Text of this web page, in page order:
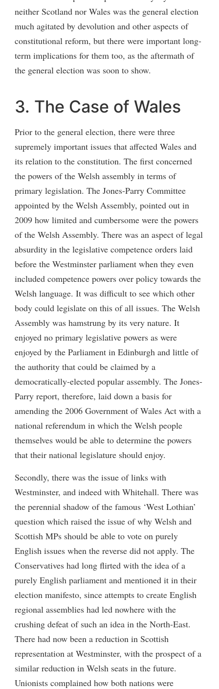
neither Scotland nor Wales was the general election
much agitated by devolution and other aspects of
constitutional reform, but there were important long-
term implications for them too, as the aftermath of
the general election was soon to show.
3. The Case of Wales
Prior to the general election, there were three
supremely important issues that affected Wales and
its relation to the constitution. The first concerned
the powers of the Welsh assembly in terms of
primary legislation. The Jones-Parry Committee
appointed by the Welsh Assembly, pointed out in
2009 how limited and cumbersome were the powers
of the Welsh Assembly. There was an aspect of legal
absurdity in the legislative competence orders laid
before the Westminster parliament when they even
included competence powers over policy towards the
Welsh language. It was difficult to see which other
body could legislate on this of all issues. The Welsh
Assembly was hamstrung by its very nature. It
enjoyed no primary legislative powers as were
enjoyed by the Parliament in Edinburgh and little of
the authority that could be claimed by a
democratically-elected popular assembly. The Jones-
Parry report, therefore, laid down a basis for
amending the 2006 Government of Wales Act with a
national referendum in which the Welsh people
themselves would be able to determine the powers
that their national legislature should enjoy.
Secondly, there was the issue of links with
Westminster, and indeed with Whitehall. There was
the perennial shadow of the famous ‘West Lothian’
question which raised the issue of why Welsh and
Scottish MPs should be able to vote on purely
English issues when the reverse did not apply. The
Conservatives had long flirted with the idea of a
purely English parliament and mentioned it in their
election manifesto, since attempts to create English
regional assemblies had led nowhere with the
crushing defeat of such an idea in the North-East.
There had now been a reduction in Scottish
representation at Westminster, with the prospect of a
similar reduction in Welsh seats in the future.
Unionists complained how both nations were